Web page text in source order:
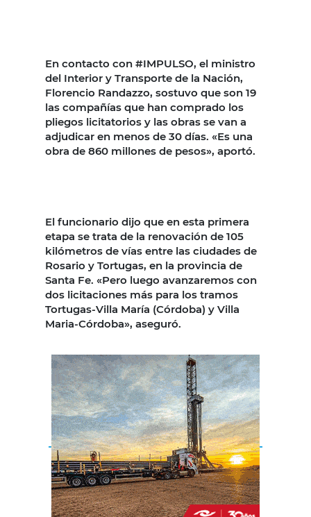
En contacto con #IMPULSO, el ministro
del Interior y Transporte de la Nación,
Florencio Randazzo, sostuvo que son 19
las compañías que han comprado los
pliegos licitatorios y las obras se van a
adjudicar en menos de 30 días. «Es una
obra de 860 millones de pesos», aportó.
El funcionario dijo que en esta primera
etapa se trata de la renovación de 105
kilómetros de vías entre las ciudades de
Rosario y Tortugas, en la provincia de
Santa Fe. «Pero luego avanzaremos con
dos licitaciones más para los tramos
Tortugas-Villa María (Córdoba) y Villa
Maria-Córdoba», aseguró.